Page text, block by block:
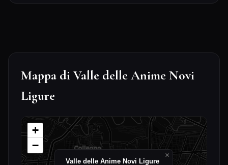
Mappa di Valle delle Anime Novi
Ligure
Valle delle Anime Novi Ligure
×
+
−